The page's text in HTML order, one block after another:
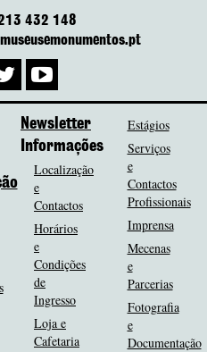
432 148
Newsletter
Informações
Localização
e
Contactos
Horários
e
Condições
de
Ingresso
Loja e
Cafetaria
Estágios
Serviços
e
Contactos
Profissionais
Imprensa
Mecenas
e
Parcerias
Fotografia
e
Documentação